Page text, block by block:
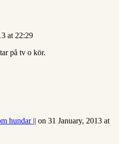
at 22:29
på tv o kör.
hundar || on 31 January, 2013 at